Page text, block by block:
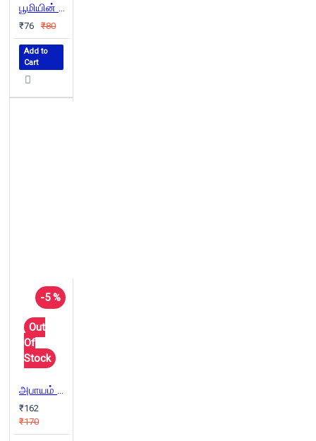
பூமியின் கதை
₹76 ₹80
Add to
Cart
-5 %
Out
Of
Stock
அபாயம் இல்லை, தொடு!
₹162
₹170